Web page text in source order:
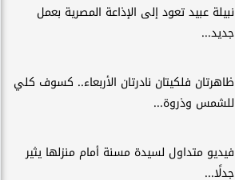
نبيلة عبيد تعود إلى الإذاعة المصرية بعمل
جديد...
ظاهرتان فلكيتان نادرتان الأربعاء.. كسوف كلي
للشمس وذروة...
فيديو متداول لسيدة مسنة أمام منزلها يثير
جدلًا...